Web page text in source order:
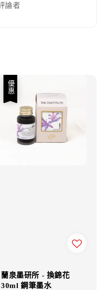
論者
優惠
蘭泉墨研所 - 換錦花
30ml 鋼筆墨水